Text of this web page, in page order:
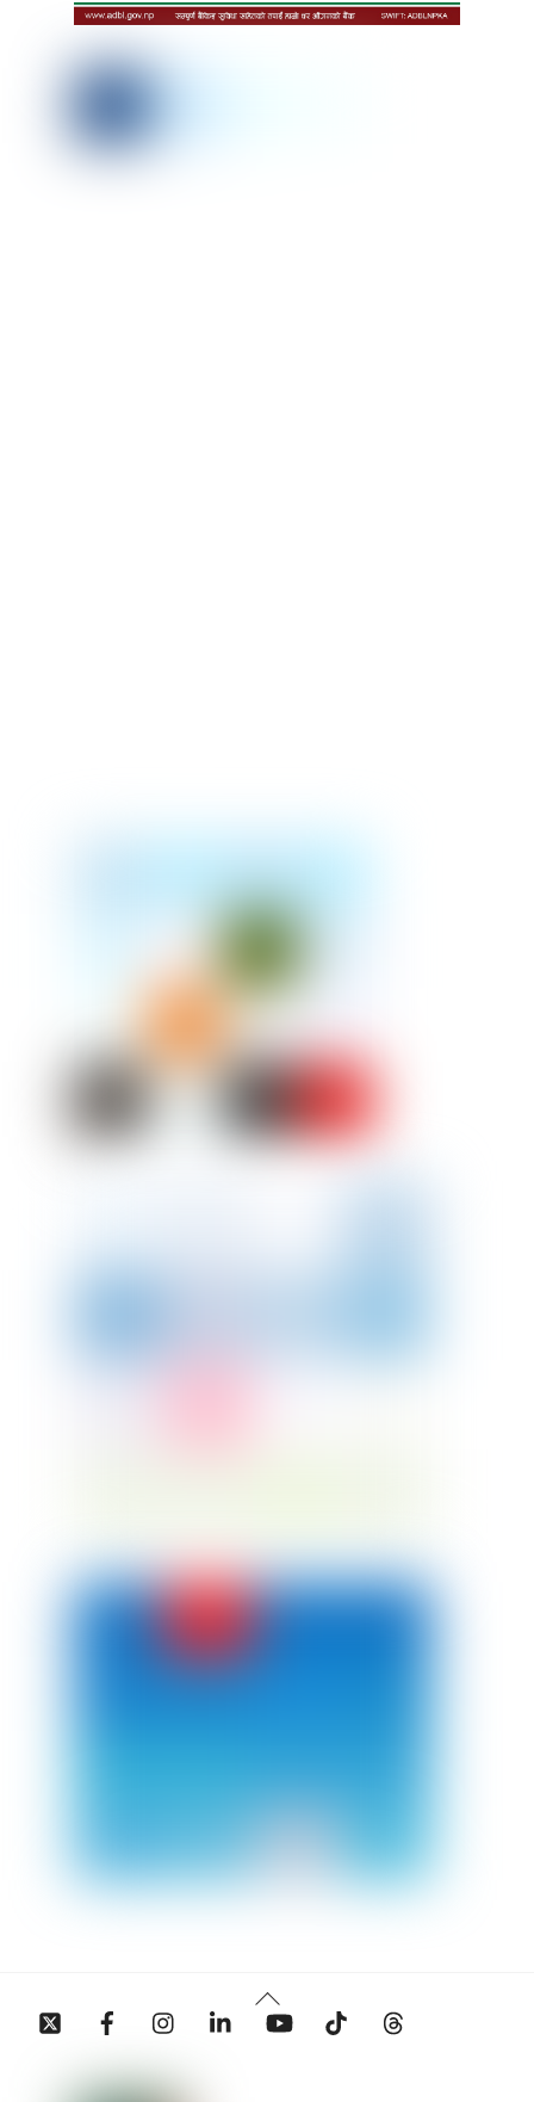
Back
To
Twitter Facebook InstagramLinkedin YouTube Tiktok